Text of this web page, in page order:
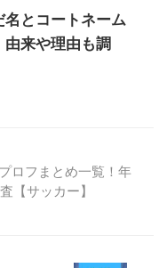
名とコートネーム
来や理由も調
ロフまとめ一覧！年
【サッカー】